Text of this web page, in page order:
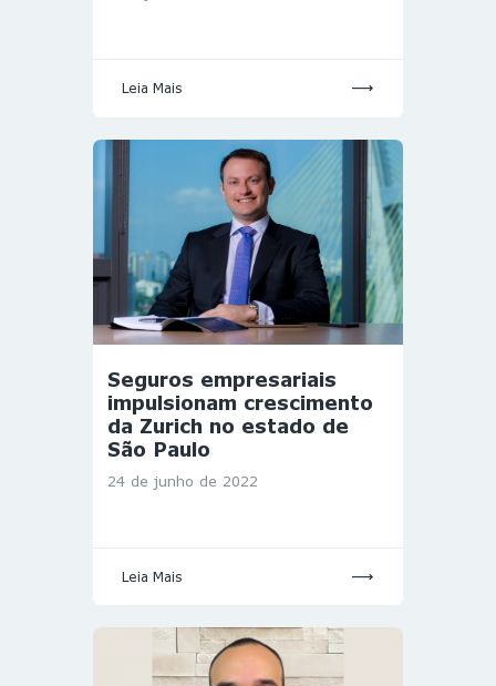
Leia Mais
Seguros empresariais
impulsionam crescimento
da Zurich no estado de
São Paulo
24 de junho de 2022
Leia Mais